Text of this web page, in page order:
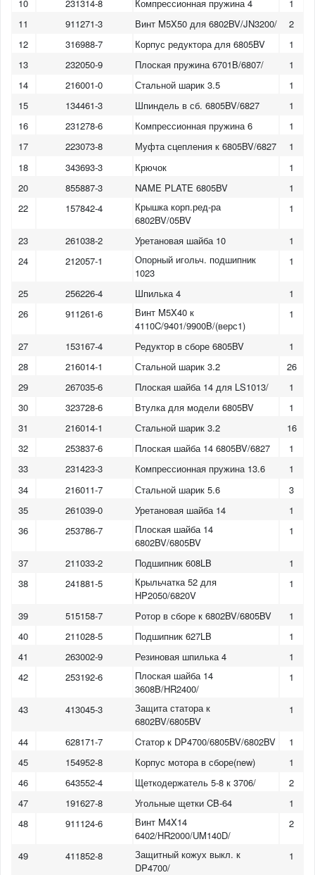
10
231314-8 Компрессионная пружина 4
1
11
911271-3 Винт M5X50 для 6802BV/JN3200/
2
12
316988-7 Корпус редуктора для 6805BV
1
13
232050-9 Плоская пружина 6701B/6807/
1
14
216001-0 Стальной шарик 3.5
1
15
134461-3 Шпиндель в сб. 6805BV/6827
1
16
231278-6 Компрессионная пружина 6
1
17
223073-8 Муфта сцепления к 6805BV/6827
1
18
343693-3 Крючок
1
20
855887-3 NAME PLATE 6805BV
1
22
157842-4
Крышка корп.ред-ра
6802BV/05BV
1
23 261038-2 Уретановая шайба 10
1
24
212057-1
Опорный игольч. подшипник
1023
1
25 256226-4 Шпилька 4
1
26
911261-6
Винт M5X40 к
4110C/9401/9900B/(верс1)
1
27 153167-4 Редуктор в сборе 6805BV
1
28
216014-1 Стальной шарик 3.2
26
29
267035-6 Плоская шайба 14 для LS1013/
1
30
323728-6 Втулка для модели 6805BV
1
31
216014-1 Стальной шарик 3.2
16
32
253837-6 Плоская шайба 14 6805BV/6827
1
33
231423-3 Компрессионная пружина 13.6
1
34
216011-7 Стальной шарик 5.6
3
35
261039-0 Уретановая шайба 14
1
36
253786-7
Плоская шайба 14
6802BV/6805BV
1
37 211033-2 Подшипник 608LB
1
38
241881-5
Крыльчатка 52 для
HP2050/6820V
1
39 515158-7 Pотор в сборе к 6802BV/6805BV
1
40
211028-5 Подшипник 627LB
1
41
263002-9 Резиновая шпилька 4
1
42
253192-6
Плоская шайба 14
3608B/HR2400/
1
43 413045-3
Защита статора к
6802BV/6805BV
1
44 628171-7 Cтатор к DP4700/6805BV/6802BV
1
45
154952-8 Корпус мотора в сборе(new)
1
46
643552-4 Щеткодержатель 5-8 к 3706/
2
47
191627-8 Угольные щетки CB-64
1
48
911124-6
Винт M4X14
6402/HR2000/UM140D/
2
49 411852-8
Защитный кожух выкл. к
DP4700/
1